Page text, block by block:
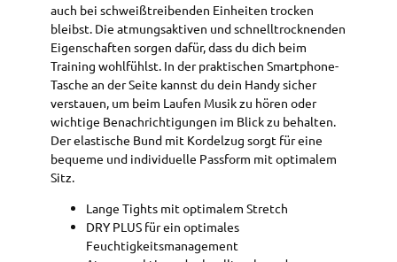
auch bei schweißtreibenden Einheiten trocken
bleibst. Die atmungsaktiven und schnelltrocknenden
Eigenschaften sorgen dafür, dass du dich beim
Training wohlfühlst. In der praktischen Smartphone-
Tasche an der Seite kannst du dein Handy sicher
verstauen, um beim Laufen Musik zu hören oder
wichtige Benachrichtigungen im Blick zu behalten.
Der elastische Bund mit Kordelzug sorgt für eine
bequeme und individuelle Passform mit optimalem
Sitz.
Lange Tights mit optimalem Stretch
DRY PLUS für ein optimales
Feuchtigkeitsmanagement